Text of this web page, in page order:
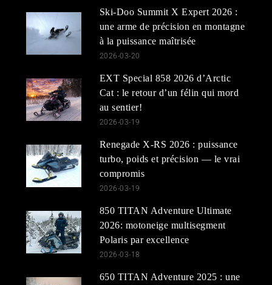
Ski-Doo Summit X Expert 2026 :
une arme de précision en montagne
à la puissance maîtrisée
2026-03-20
EXT Special 858 2026 d’Arctic
Cat : le retour d’un félin qui mord
au sentier!
2026-03-19
Renegade X-RS 2026 : puissance
turbo, poids et précision — le vrai
compromis
2026-03-19
850 TITAN Adventure Ultimate
2026: motoneige multisegment
Polaris par excellence
2026-03-18
650 TITAN Adventure 2025 : une